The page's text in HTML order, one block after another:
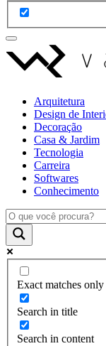
Arquitetura
Design de
Decoração
Casa & Jardim
Tecnologia
Carreira
Softwares
Conhecimento
Exact matches only
Search in title
Search in content